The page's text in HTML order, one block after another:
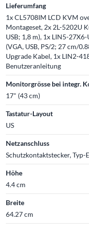
Lieferumfang
1x CL5708IM LCD KVM
Montageset, 2x 2L-5202U
USB; 1,8 m), 1x LIN5-
(VGA, USB, PS/2; 27 cm/
Upgrade Kabel, 1x LIN2-
Benutzeranleitung
Monitorgrösse bei integr.
17" (43 cm)
Tastatur-Layout
US
Netzanschluss
Schutzkontaktstecker, Typ-
Höhe
4.4 cm
Breite
64.27 cm